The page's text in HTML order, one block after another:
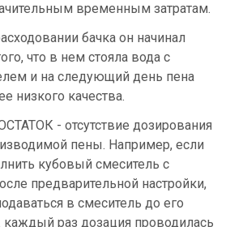
временным затратам.
бачка он начинал
что в нем стояла вода с
и на следующий день пена
низкого качества.
- отсутствие дозирования
пены. Например, если
кубовый смеситель с
предварительной настройки,
в смеситель до его
каждый раз дозация проводилась